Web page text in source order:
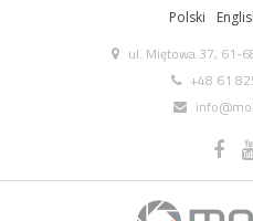
Polski
ul. Miętowa 37, 61-
+48 61